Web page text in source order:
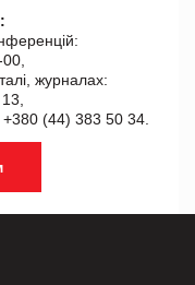
журналах:
(44) 383 50 34.